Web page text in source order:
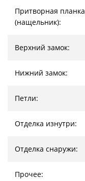
Притворная планка
(нащельник):
Верхний замок:
Нижний замок:
Петли:
Отделка изнутри:
Отделка снаружи:
Прочее: